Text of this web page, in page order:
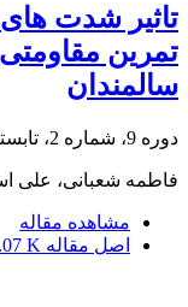
تاثیر شدت
تمرین
سالمندان
دوره 9، شماره 2، تابستان 1397، صفحه
فاطمه شعبانی، علی
مشاهده مقاله
اصل مقاله K